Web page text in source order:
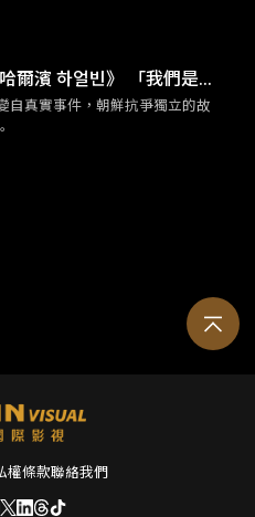
，至今仍能在電影主要取景地的淡
看見許多年輕的韓國女孩子來朝
哈爾濱 하얼빈》 「我們是為
去的同志而活。」
自真實事件，朝鮮抗爭獨立的故
權條款聯絡我們